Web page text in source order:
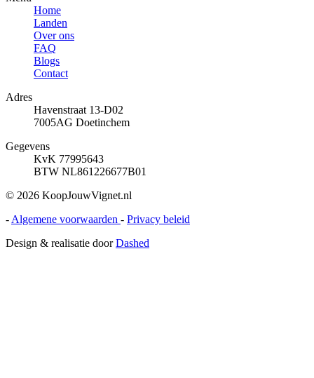
Home
Landen
Over ons
FAQ
Blogs
Contact
Adres
Havenstraat 13-D02
7005AG Doetinchem
Gegevens
KvK 77995643
BTW NL861226677B01
© 2026 KoopJouwVignet.nl
-Algemene voorwaarden - Privacy beleid
Design & realisatie doorDashed